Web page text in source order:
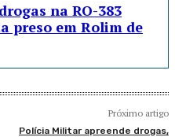
na RO-383
preso em Rolim de
Próximo artigo
Polícia Militar apreende drogas,